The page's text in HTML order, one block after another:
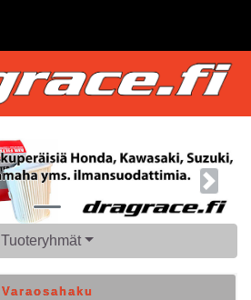
Next
Tuoteryhmät
Varaosahaku